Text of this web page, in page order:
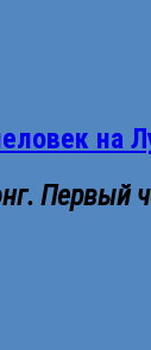
на
Первый